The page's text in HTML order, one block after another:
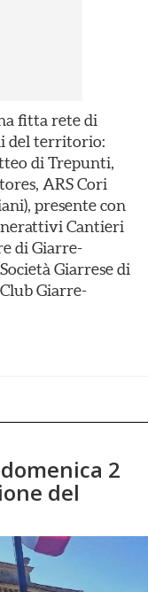
fitta rete di
del territorio:
di Trepunti,
ARS Cori
presente con
Cantieri
di Giarre-
Giarrese di
Giarre-
2
del